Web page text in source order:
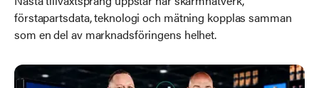
förstapartsdata, teknologi och mätning kopplas samman
som en del av marknadsföringens helhet.